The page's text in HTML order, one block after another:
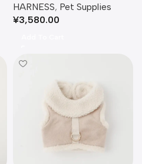
HARNESS, Pet Supplies
¥3,580.00